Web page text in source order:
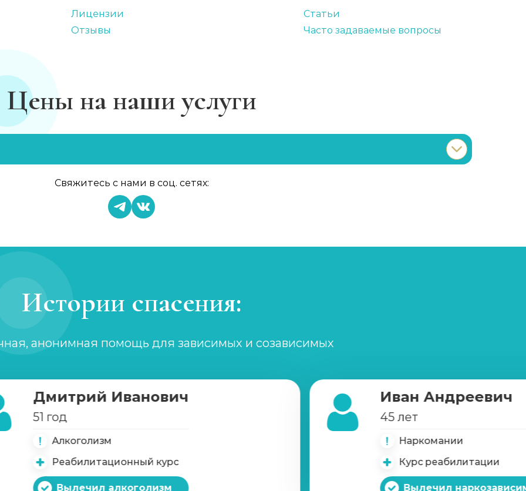
Лицензии
Отзывы
Статьи
Часто задаваемые вопросы
Цены на наши услуги
игр от 1 500 ₽/сеанс Записаться
Свяжитесь с нами в соц. сетях:
Истории спасения:
анонимная помощь для зависимых и созависимых
Дмитрий Иванович
51 год
Алкоголизм
Реабилитационный курс
Вылечил алкоголизм
Иван Андреевич
45 лет
Наркомании
Курс реабилитации
Вылечил